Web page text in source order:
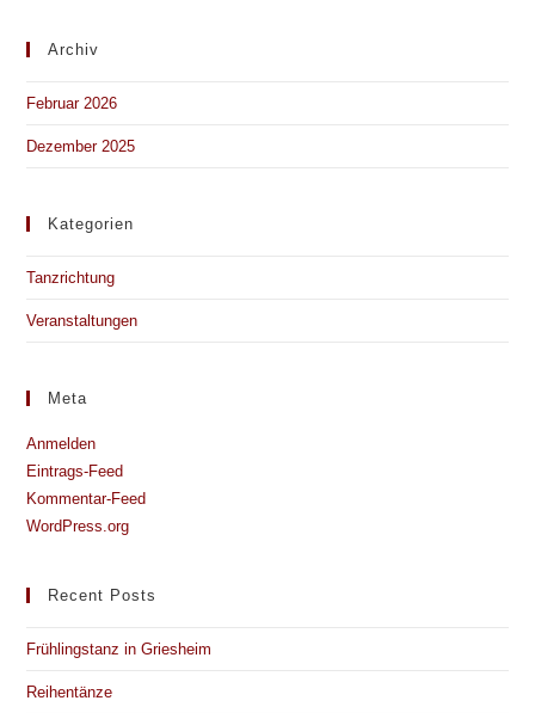
Archiv
Februar 2026
Dezember 2025
Kategorien
Tanzrichtung
Veranstaltungen
Meta
Anmelden
Eintrags-Feed
Kommentar-Feed
WordPress.org
Recent Posts
Frühlingstanz in Griesheim
Reihentänze